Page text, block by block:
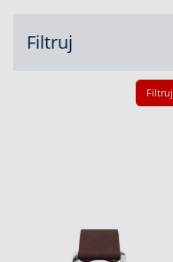
Filtruj
Filtruj